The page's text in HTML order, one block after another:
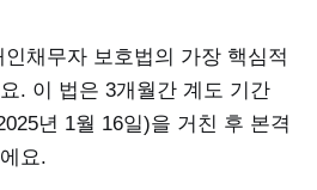
채무자 보호법의 가장 핵심적
. 이 법은 3개월간 계도 기간
년 1월 16일)을 거친 후 본격
요.